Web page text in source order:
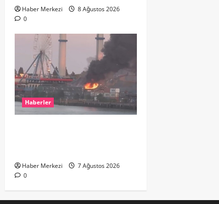
Haber Merkezi
8 Ağustos 2026
0
Haberler
Haber Merkezi
7 Ağustos 2026
0